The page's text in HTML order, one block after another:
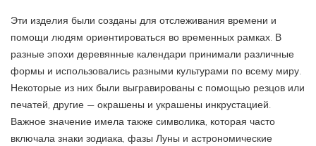
Эти изделия были созданы для отслеживания времени и
помощи людям ориентироваться во временных рамках. В
разные эпохи деревянные календари принимали различные
формы и использовались разными культурами по всему миру.
Некоторые из них были выгравированы с помощью резцов или
печатей, другие — окрашены и украшены инкрустацией.
Важное значение имела также символика, которая часто
включала знаки зодиака, фазы Луны и астрономические